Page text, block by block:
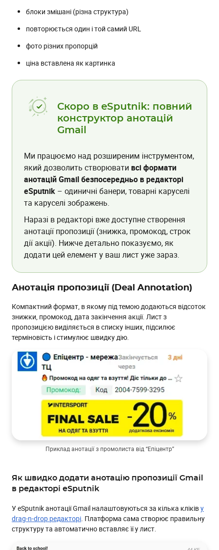
блоки змішані (різна структура)
повторюється один і той самий URL
фото різних пропорцій
ціна вставлена як картинка
Скоро в eSputnik: повний
конструктор анотацій
Gmail
Ми працюємо над розширеним інструментом,
який дозволить створювати всі формати
анотацій Gmail безпосередньо в редакторі
eSputnik – одиничні банери, товарні каруселі
та каруселі зображень.
Наразі в редакторі вже доступне створення
анотації пропозиції (знижка, промокод, строк
дії акції). Нижче детально показуємо, як
додати цей елемент у ваш лист уже зараз.
Анотація пропозиції (Deal Annotation)
Компактний формат, в якому під темою додаються відсоток
знижки, промокод, дата закінчення акції. Лист з
пропозицією виділяється в списку інших, підсилює
терміновість і стимулює швидку дію.
Приклад анотації з промолиста від “Епіцентр”
Як швидко додати анотацію пропозиції Gmail
в редакторі eSputnik
У eSputnik анотації Gmail налаштовуються за кілька кліківу
drag-n-drop редакторі. Платформа сама створює правильну
структуру та автоматично вставляє її у лист.